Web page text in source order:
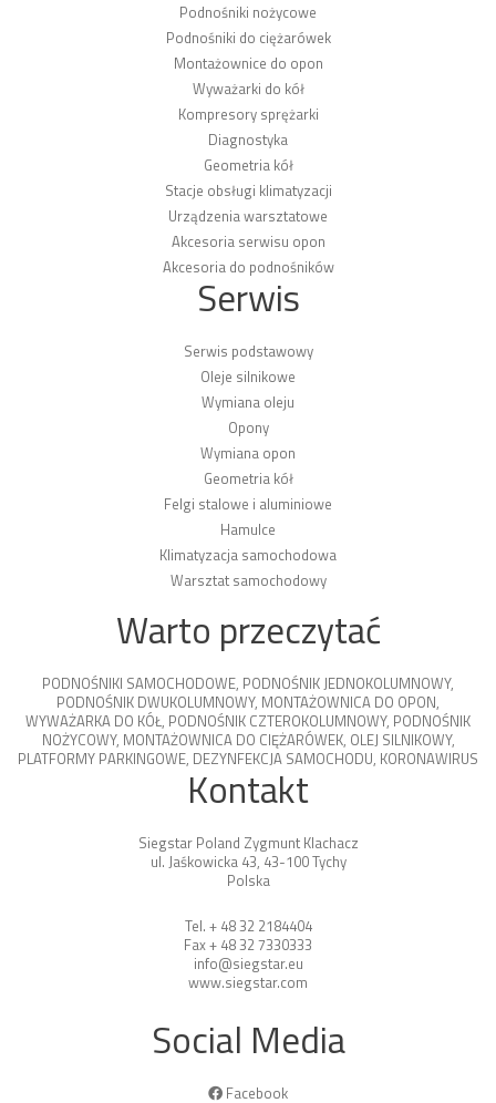
Podnośniki nożycowe
Podnośniki do ciężarówek
Montażownice do opon
Wyważarki do kół
Kompresory sprężarki
Diagnostyka
Geometria kół
Stacje obsługi klimatyzacji
Urządzenia warsztatowe
Akcesoria serwisu opon
Akcesoria do podnośników
Serwis
Serwis podstawowy
Oleje silnikowe
Wymiana oleju
Opony
Wymiana opon
Geometria kół
Felgi stalowe i aluminiowe
Hamulce
Klimatyzacja samochodowa
Warsztat samochodowy
Warto przeczytać
PODNOŚNIKI SAMOCHODOWE, PODNOŚNIK JEDNOKOLUMNOWY,
PODNOŚNIK DWUKOLUMNOWY, MONTAŻOWNICA DO OPON,
WYWAŻARKA DO KÓŁ, PODNOŚNIK CZTEROKOLUMNOWY, PODNOŚNIK
NOŻYCOWY, MONTAŻOWNICA DO CIĘŻARÓWEK, OLEJ SILNIKOWY,
PLATFORMY PARKINGOWE, DEZYNFEKCJA SAMOCHODU, KORONAWIRUS
Kontakt
Siegstar Poland Zygmunt Klachacz
ul. Jaśkowicka 43, 43-100 Tychy
Polska
Tel. + 48 32 2184404
Fax + 48 32 7330333
info@siegstar.eu
www.siegstar.com
Social Media
Facebook